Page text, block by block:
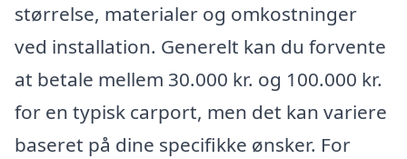
størrelse, materialer og omkostninger
ved installation. Generelt kan du forvente
at betale mellem 30.000 kr. og 100.000 kr.
for en typisk carport, men det kan variere
baseret på dine specifikke ønsker. For